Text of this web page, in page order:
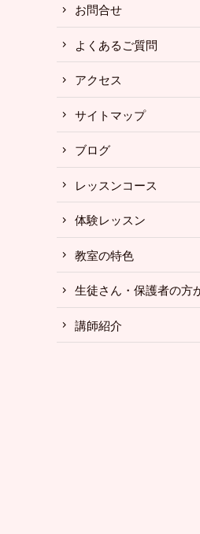
お問合せ
よくあるご質問
アクセス
サイトマップ
ブログ
レッスンコース
体験レッスン
教室の特色
生徒さん・保護者の方
講師紹介